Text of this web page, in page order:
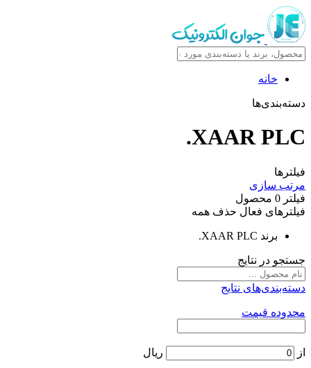
خانه
دسته‌بندی‌ها
XAAR PLC.
فیلترها
مرتب سازی
فیلتر 0 محصول
فیلترهای فعال حذف همه
برند XAAR PLC.
جستجو در نتایج
دسته‌بندی‌های نتایج
محدوده قیمت
از ریال